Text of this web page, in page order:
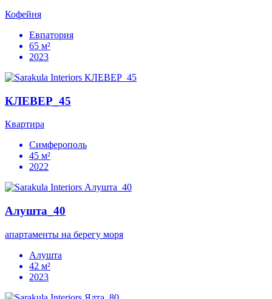
Кофейня
Евпатория
65 м²
2023
КЛЕВЕР_45
Квартира
Симферополь
45 м²
2022
Алушта_40
апартаменты на берегу моря
Алушта
42 м²
2023